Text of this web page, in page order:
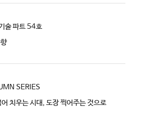
술 파트 54호
SERIES
치우는 시대, 도장 찍어주는 것으로